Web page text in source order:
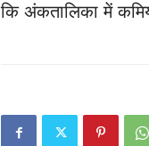
कि अंकतालिका में